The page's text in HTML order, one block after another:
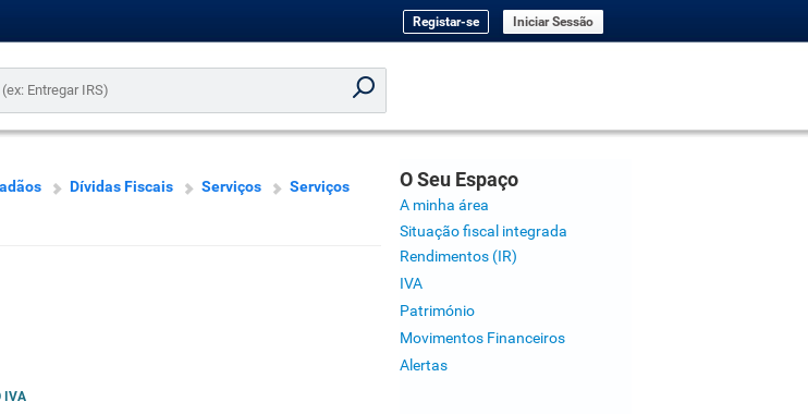
Registar-se Iniciar Sessão
Dívidas Fiscais Serviços
Serviços
IVA
O Seu Espaço
A minha área
Situação fiscal integrada
Rendimentos (IR)
IVA
Património
Movimentos Financeiros
Alertas